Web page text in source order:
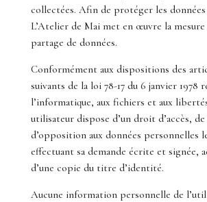
collectées. Afin de protéger les
L’Atelier de Mai met en œuvre la mesure
partage de données.
Conformément aux dispositions des
suivants de la loi 78-17 du 6 janvier 1978
l’informatique, aux fichiers et aux
utilisateur dispose d’un droit d’accès,
d’opposition aux données personnelles
effectuant sa demande écrite et signée,
d’une copie du titre d’identité.
Aucune information personnelle de